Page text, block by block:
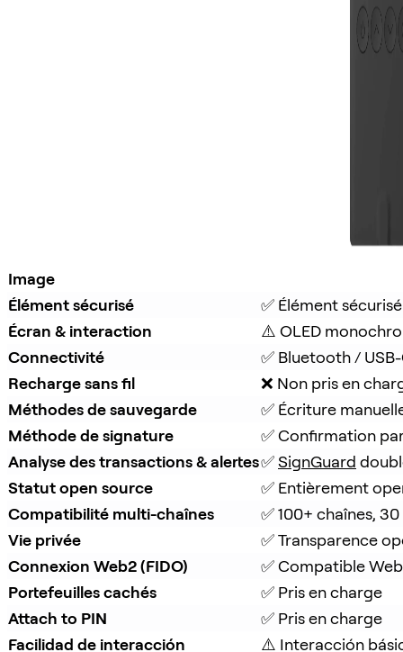
Image
Élément sécurisé
✅ Élément
Écran & interaction
⚠️ OLED
Connectivité
✅ Bluetooth /
Recharge sans fil
❌ Non pris en
Méthodes de sauvegarde
✅ Écriture
Méthode de signature
✅ Confirmation
Analyse des transactions & alertes✅ SignGuard
Statut open source
✅ Entièrement
Compatibilité multi-chaînes
✅ 100+ chaînes,
Vie privée
✅ Transparence
Connexion Web2 (FIDO)
✅ Compatible
Portefeuilles cachés
✅ Pris en charge
Attach to PIN
✅ Pris en charge
Facilidad de interacción
⚠️ Interacción